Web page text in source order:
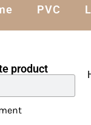
PVC
product